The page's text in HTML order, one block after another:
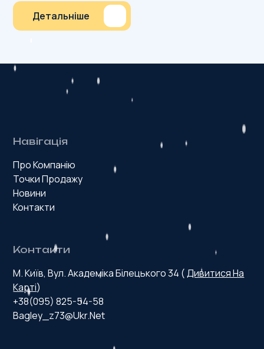
Детальніше
Навігація
Про Компанію
Точки Продажу
Новини
Контакти
Контакти
М. Київ, Вул. Академіка Білецького 34 (Дивитися На
Карті)
+38(095) 825-54-58
Bagley_z73@ukr.net